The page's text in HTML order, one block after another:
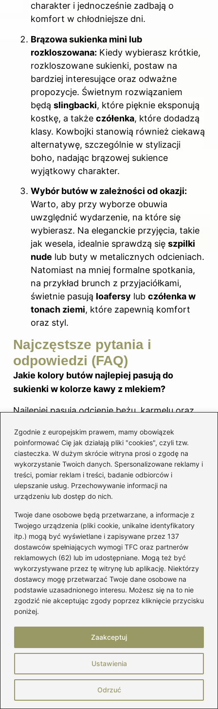
Zgodnie z europejskim prawem, mamy obowiązek
poinformować Cię jak działają pliki "cookies", czyli tzw.
ciasteczka. W dużym skrócie witryna prosi o zgodę na
wykorzystanie Twoich danych. Spersonalizowane reklamy i
treści, pomiar reklam i treści, badanie odbiorców i
ulepszanie usług. Przechowywanie informacji na
urządzeniu lub dostęp do nich.
Twoje dane osobowe będą przetwarzane, a informacje z
Twojego urządzenia (pliki cookie, unikalne identyfikatory
itp.) mogą być wyświetlane i zapisywane przez 137
dostawców spełniających wymogi TFC oraz partnerów
reklamowych (62) lub im udostępniane. Mogą też być
wykorzystywane przez tę witrynę lub aplikację. Niektórzy
dostawcy mogę przetwarzać Twoje dane osobowe na
podstawie uzasadnionego interesu. Możesz się na to nie
zgodzić nie akceptując zgody poprzez kliknięcie przycisku
poniżej.
Ustawienia
Odrzuć
Zaakceptuj
charakter i jednocześnie zadbają o
komfort w chłodniejsze dni.
Brązowa sukienka mini lub
rozkloszowana: Kiedy wybierasz krótkie,
rozkloszowane sukienki, postaw na
bardziej interesujące oraz odważne
propozycje. Świetnym rozwiązaniem
będą slingbacki, które pięknie eksponują
kostkę, a także czółenka, które dodadzą
klasy. Kowbojki stanowią również ciekawą
alternatywę, szczególnie w stylizacji
boho, nadając brązowej sukience
wyjątkowy charakter.
Wybór butów w zależności od okazji:
Warto, aby przy wyborze obuwia
uwzględnić wydarzenie, na które się
wybierasz. Na eleganckie przyjęcia, takie
jak wesela, idealnie sprawdzą się szpilki
nude lub buty w metalicznych odcieniach.
Natomiast na mniej formalne spotkania,
na przykład brunch z przyjaciółkami,
świetnie pasują loafersy lub czółenka w
tonach ziemi, które zapewnią komfort
oraz styl.
Najczęstsze pytania i
odpowiedzi (FAQ)
Jakie kolory butów najlepiej pasują do
sukienki w kolorze kawy z mlekiem?
Najlepiej pasują odcienie beżu, karmelu oraz
Można również zestawić sukienkę z
kontrastującymi barwami, takimi jak czerń,
burgund czy butelkowa zieleń.
Jakie fasony butów są odpowiednie do
sukienki kawa z mlekiem na formalne
wyjścia?
Do formalnych wyjść najlepiej sprawdzą się
szpilki w odcieniu nude lub delikatnych
metalicznych kolorach, które wprowadzą
elegancję do stylizacji.
Czy modne sneakersy są dobrym wyborem
do sukienki kawa z mlekiem?
Tak, modne sneakersy to świetny wybór na
co dzień, wprowadzają luz i stylowy wygląd
do sukienki w kolorze kawy z mlekiem.
Jakie dodatki warto dobrać do stylizacji z
sukienką kawa z mlekiem?